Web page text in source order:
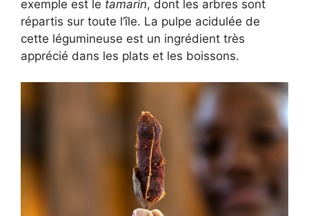
exemple est le tamarin, dont les arbres sont
répartis sur toute l’île. La pulpe acidulée de
cette légumineuse est un ingrédient très
apprécié dans les plats et les boissons.